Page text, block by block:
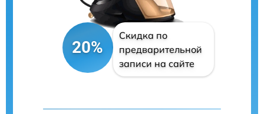
20%
Скидка по
предварительной
записи на сайте